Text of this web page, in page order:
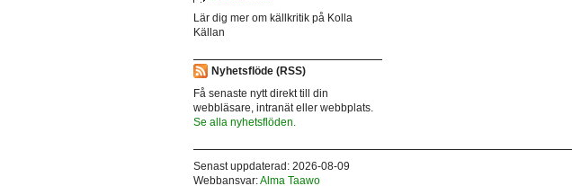
Lär dig mer om källkritik på Kolla
Källan
Nyhetsflöde (RSS)
Få senaste nytt direkt till din
webbläsare, intranät eller webbplats.
Se alla nyhetsflöden.
Senast uppdaterad: 2026-08-09
Webbansvar:Alma Taawo